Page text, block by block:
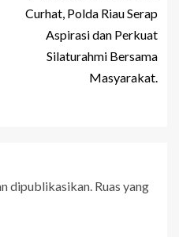
Curhat, Polda Riau Serap
Aspirasi dan Perkuat
Silaturahmi Bersama
Masyarakat.
dipublikasikan. Ruas yang